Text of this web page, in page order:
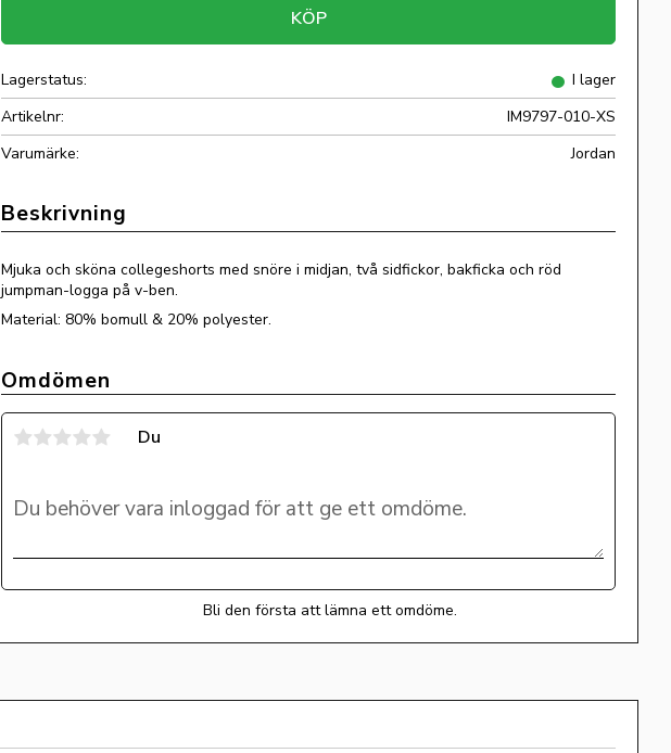
KÖP
Lagerstatus
I lager
Artikelnr
IM9797-010-XS
Jordan
Mjuka och sköna collegeshorts med snöre i midjan, två sidfickor, bakficka och röd
jumpman-logga på v-ben.
Material: 80% bomull & 20% polyester.
Omdömen
Du
Bli den första att lämna ett omdöme.